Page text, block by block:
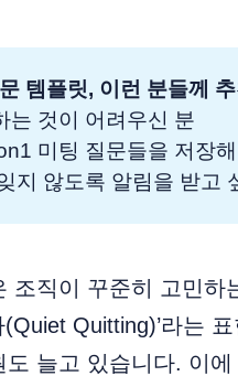
템플릿, 이런 분들께
것이 어려우신 분
미팅 질문들을 저장
지 않도록 알림을 받고
조직이 꾸준히 고민하
Quitting)’라는
늘고 있습니다. 이